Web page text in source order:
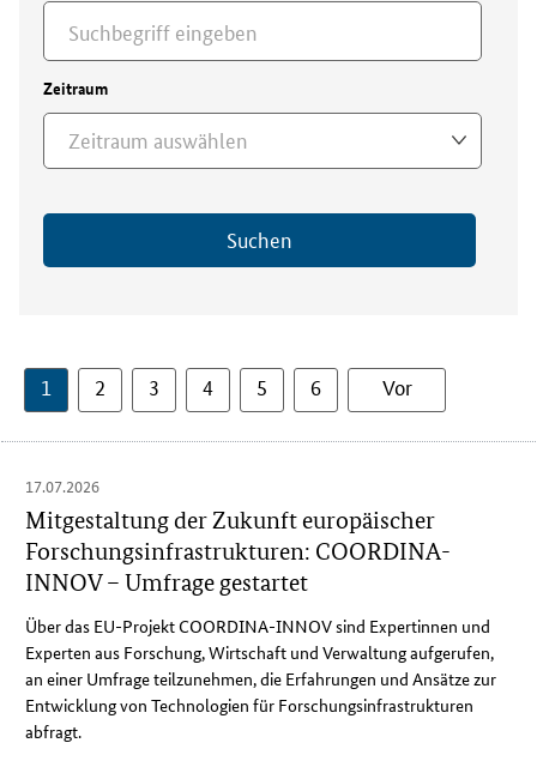
Zeitraum
Zeitraum auswählen
Suchen
1 2 3 4 5 6 Vor
17.07.2026
Mitgestaltung der Zukunft europäischer
Forschungsinfrastrukturen: COORDINA-
INNOV – Umfrage gestartet
Über das EU-Projekt COORDINA-INNOV sind Expertinnen und
Experten aus Forschung, Wirtschaft und Verwaltung aufgerufen,
an einer Umfrage teilzunehmen, die Erfahrungen und Ansätze zur
Entwicklung von Technologien für Forschungsinfrastrukturen
abfragt.